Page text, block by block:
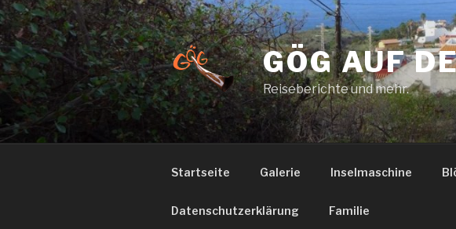
Zum
Inhalt
springen
GÖG AUF
Reiseberichte und mehr.
Startseite Galerie Inselmaschine
Datenschutzerklärung Familie